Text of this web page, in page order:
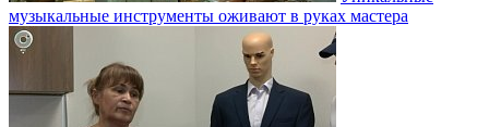
музыкальные инструменты оживают в руках мастера